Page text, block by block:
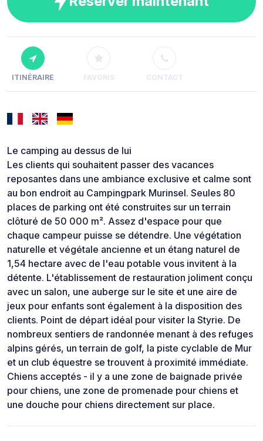
ITINÉRAIRE FAVORIS CONTACT
Le camping au dessus de lui
Les clients qui souhaitent passer des vacances
reposantes dans une ambiance exclusive et calme sont
au bon endroit au Campingpark Murinsel. Seules 80
places de parking ont été construites sur un terrain
clôturé de 50 000 m². Assez d'espace pour que
chaque campeur puisse se détendre. Une végétation
naturelle et végétale ancienne et un étang naturel de
1,54 hectare avec de l'eau potable vous invitent à la
détente. L'établissement de restauration joliment conçu
avec un salon, une auberge sur le site et une aire de
jeux pour enfants sont également à la disposition des
clients. Point de départ idéal pour visiter la Styrie. De
nombreux sentiers de randonnée menant à des refuges
alpins gérés, un terrain de golf, la piste cyclable de Mur
et un club équestre se trouvent à proximité immédiate.
Chiens acceptés - il y a une zone de baignade privée
pour chiens, une zone de promenade pour chiens et
une douche pour chiens directement sur place.